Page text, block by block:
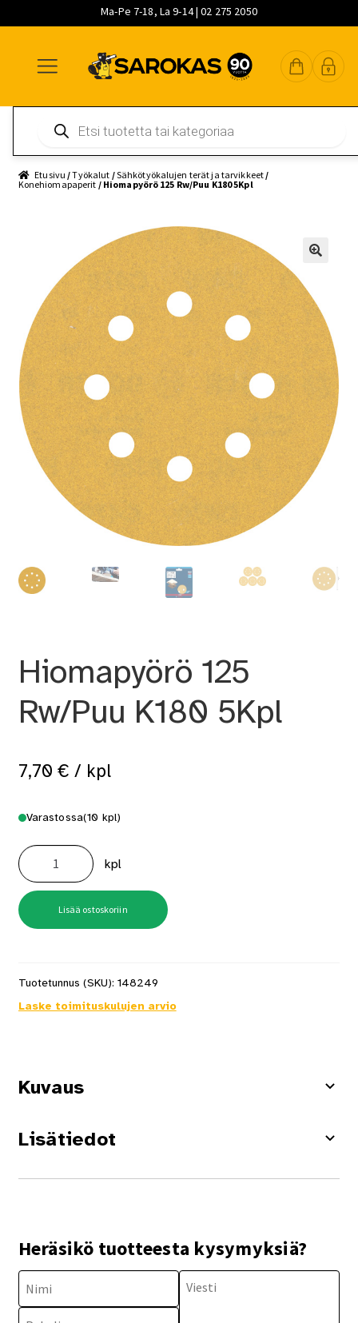
Ma-Pe 7-18, La 9-14 | 02 275 2050
navigointiin
sisältöön
pääsisältöön
search
Etusivu /Työkalut /Sähkötyökalujen terät ja tarvikkeet /
Konehiomapaperit / Hiomapyörö 125 Rw/Puu K180 5Kpl
Hiomapyörö 125
Rw/Puu K180 5Kpl
7,70 € / kpl
Varastossa(10 kpl)
Hiomapyörö
125
Rw/Puu
K180
5Kpl
määrä
kpl
Lisää ostoskoriin
Tuotetunnus (SKU): 148249
Laske toimituskulujen arvio
Kuvaus
Lisätiedot
Heräsikö tuotteesta kysymyksiä?